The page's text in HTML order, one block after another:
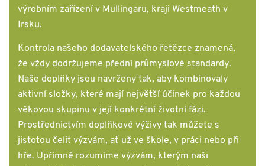
výrobním zařízení v Mullingaru, kraji Westmeath v
Irsku.
Kontrola našeho dodavatelského řetězce znamená,
že vždy dodržujeme přední průmyslové standardy.
Naše doplňky jsou navrženy tak, aby kombinovaly
aktivní složky, které mají největší účinek pro každou
věkovou skupinu v její konkrétní životní fázi.
Prostřednictvím doplňkové výživy tak můžete s
jistotou čelit výzvám, ať už ve škole, v práci nebo při
hře. Upřímně rozumíme výzvám, kterým naši